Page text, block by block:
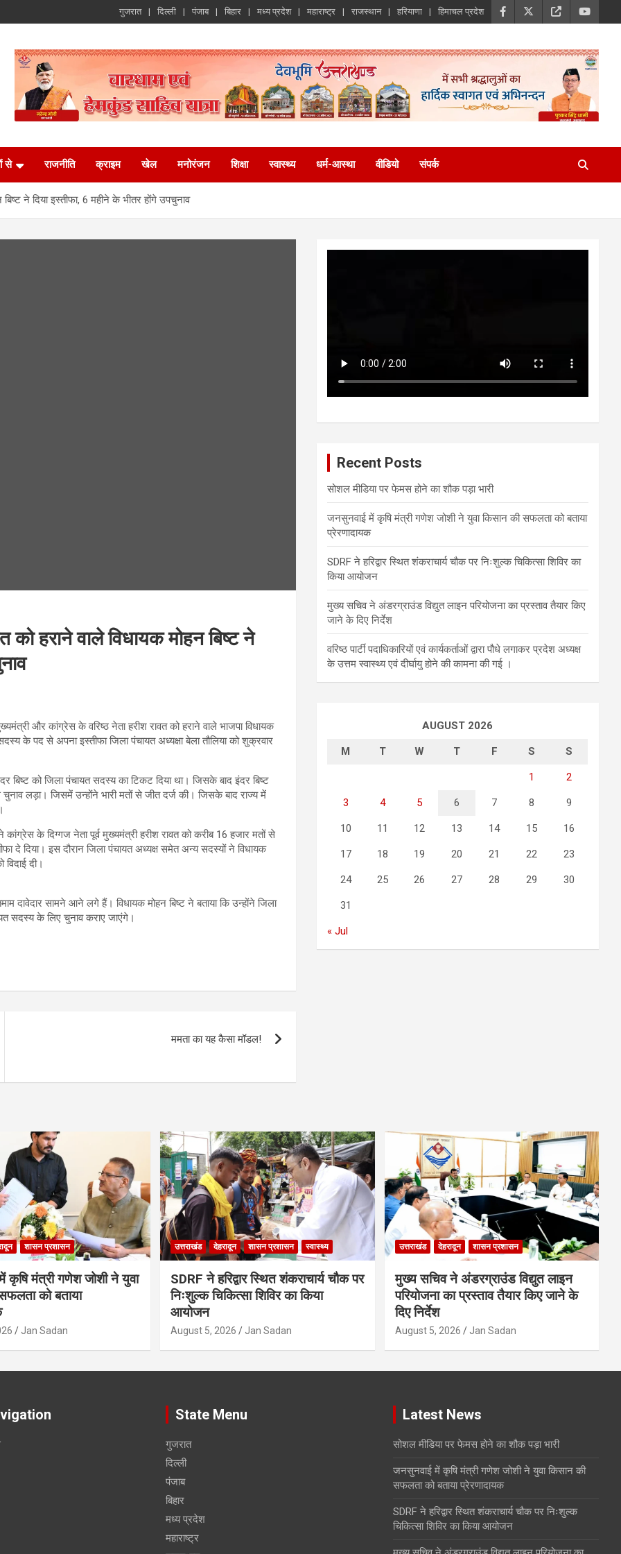
गुजरात दिल्ली पंजाब बिहार मध्य प्रदेश महाराष्ट्र राजस्थान हरियाणा हिमाचल प्रदेश
से राजनीति क्राइम खेल मनोरंजन शिक्षा स्वास्थ्य धर्म-आस्था वीडियो संपर्क
ने दिया इस्तीफा, 6 महीने के भीतर होंगे उपचुनाव
हराने वाले विधायक मोहन बिष्ट ने
और कांग्रेस के वरिष्ठ नेता हरीश रावत को हराने वाले भाजपा विधायक
के पद से अपना इस्तीफा जिला पंचायत अध्यक्षा बेला तौलिया को शुक्रवार
बिष्ट को जिला पंचायत सदस्य का टिकट दिया था। जिसके बाद इंदर बिष्ट
लड़ा। जिसमें उन्होंने भारी मतों से जीत दर्ज की। जिसके बाद राज्य में
के दिग्गज नेता पूर्व मुख्यमंत्री हरीश रावत को करीब 16 हजार मतों से
दे दिया। इस दौरान जिला पंचायत अध्यक्ष समेत अन्य सदस्यों ने विधायक
दी।
सामने आने लगे हैं। विधायक मोहन बिष्ट ने बताया कि उन्होंने जिला
सदस्य के लिए चुनाव कराए जाएंगे।
ममता का यह कैसा मॉडल!
Recent Posts
सोशल मीडिया पर फेमस होने का शौक पड़ा भारी
जनसुनवाई में कृषि मंत्री गणेश जोशी ने युवा किसान की सफलता को बताया
प्रेरणादायक
SDRF ने हरिद्वार स्थित शंकराचार्य चौक पर निःशुल्क चिकित्सा शिविर का
किया आयोजन
मुख्य सचिव ने अंडरग्राउंड विद्युत लाइन परियोजना का प्रस्ताव तैयार किए
जाने के दिए निर्देश
वरिष्ठ पार्टी पदाधिकारियों एवं कार्यकर्ताओं द्वारा पौधे लगाकर प्रदेश अध्यक्ष
के उत्तम स्वास्थ्य एवं दीर्घायु होने की कामना की गई ।
AUGUST 2026
M T W T F S S
1 2
3 4 5 6 7 8 9
10 11 12 13 14 15 16
17 18 19 20 21 22 23
24 25 26 27 28 29 30
31
« Jul
शासन प्रशासन
कृषि मंत्री गणेश जोशी ने युवा
को बताया
Jan Sadan
उत्तराखंड देहरादून शासन प्रशासन स्वास्थ्य
SDRF ने हरिद्वार स्थित शंकराचार्य चौक पर
निःशुल्क चिकित्सा शिविर का किया
आयोजन
August 5, 2026 Jan Sadan
उत्तराखंड देहरादून शासन प्रशासन
मुख्य सचिव ने अंडरग्राउंड विद्युत लाइन
परियोजना का प्रस्ताव तैयार किए जाने के
दिए निर्देश
August 5, 2026 Jan Sadan
State Menu
गुजरात
दिल्ली
पंजाब
बिहार
मध्य प्रदेश
महाराष्ट्र
Latest News
सोशल मीडिया पर फेमस होने का शौक पड़ा भारी
जनसुनवाई में कृषि मंत्री गणेश जोशी ने युवा किसान की
सफलता को बताया प्रेरणादायक
SDRF ने हरिद्वार स्थित शंकराचार्य चौक पर निःशुल्क
चिकित्सा शिविर का किया आयोजन